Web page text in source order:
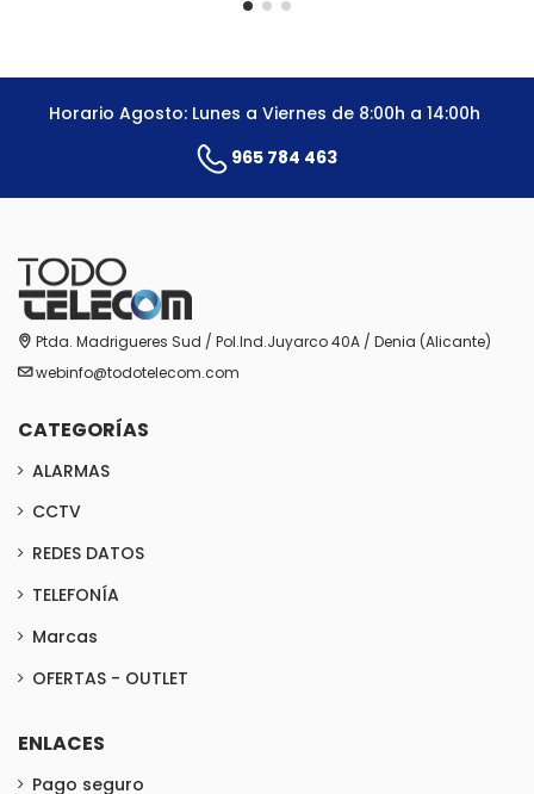
Horario Agosto: Lunes a Viernes de 8:00h a 14:00h
965 784 463
Ptda. Madrigueres Sud / Pol.Ind.Juyarco 40A / Denia (Alicante)
webinfo@todotelecom.com
CATEGORÍAS
ALARMAS
CCTV
REDES DATOS
TELEFONÍA
Marcas
OFERTAS - OUTLET
ENLACES
Pago seguro